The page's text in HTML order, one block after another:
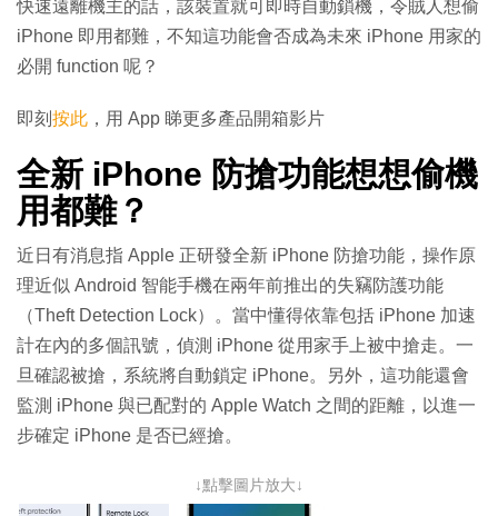
快速遠離機主的話，該裝置就可即時自動鎖機，令賊人想偷
iPhone 即用都難，不知這功能會否成為未來 iPhone 用家的
必開 function 呢？
即刻 按此 ，用 App 睇更多產品開箱影片
全新 iPhone 防搶功能想想偷機
用都難？
近日有消息指 Apple 正研發全新 iPhone 防搶功能，操作原
理近似 Android 智能手機在兩年前推出的失竊防護功能
（Theft Detection Lock）。當中懂得依靠包括 iPhone 加速
計在內的多個訊號，偵測 iPhone 從用家手上被中搶走。一
旦確認被搶，系統將自動鎖定 iPhone。另外，這功能還會
監測 iPhone 與已配對的 Apple Watch 之間的距離，以進一
步確定 iPhone 是否已經搶。
↓點擊圖片放大↓